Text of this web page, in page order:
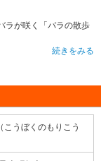
ラが咲く「バラの散歩
続きをみる
うぼくのもりこう